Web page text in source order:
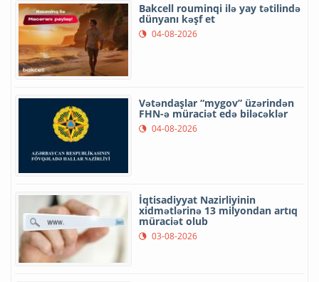
Bakcell rouminqi ilə yay tətilində
dünyanı kəşf et
04-08-2026
Vətəndaşlar “mygov” üzərindən
FHN-ə müraciət edə biləcəklər
04-08-2026
İqtisadiyyat Nazirliyinin
xidmətlərinə 13 milyondan artıq
müraciət olub
03-08-2026